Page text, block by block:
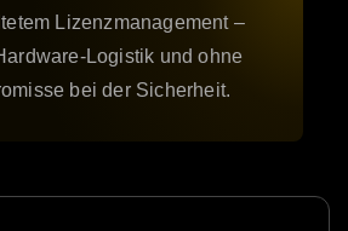
Lizenzmanagement –
Logistik und ohne
bei der Sicherheit.